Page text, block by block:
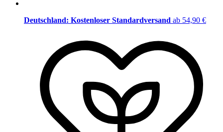
Deutschland: Kostenloser Standardversand ab 54,90 €